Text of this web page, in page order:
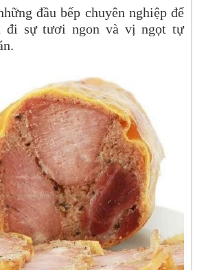
đầu bếp chuyên nghiệp để
đi sự tươi ngon và vị ngọt tự